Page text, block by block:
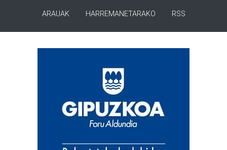
ARAUAK HARREMANETARAKO RSS